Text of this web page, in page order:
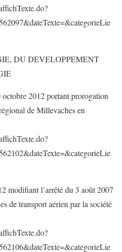
DU DEVELOPPEMENT
2012 portant prorogation
de Millevaches en
modifiant l’arrêté du 3 août 2007
de transport aérien par la société